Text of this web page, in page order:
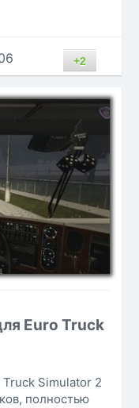
+2
Euro Truck
Simulator 2
полностью